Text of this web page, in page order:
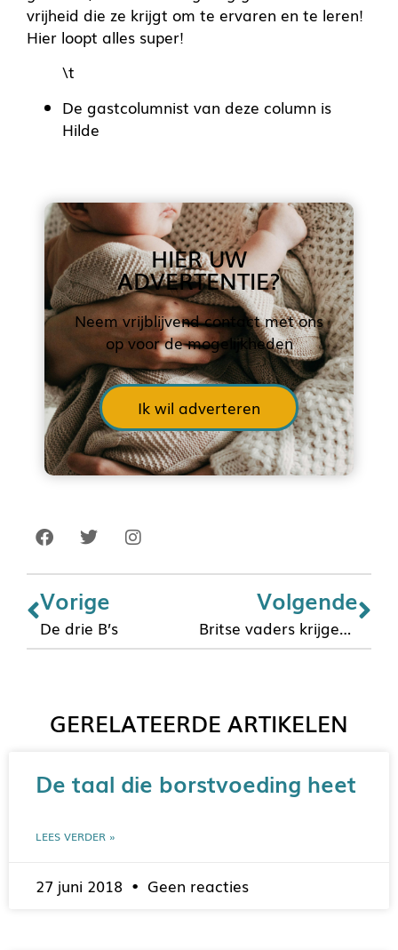
vrijheid die ze krijgt om te ervaren en te leren!
Hier loopt alles super!
\t
De gastcolumnist van deze column is
Hilde
HIER UW
ADVERTENTIE?
Neem vrijblijvend contact met ons
op voor de mogelijkheden
Ik wil adverteren
Vorige
De drie B’s
Volgende
Britse vaders krijgen onderwijs in borstvoeding
GERELATEERDE ARTIKELEN
De taal die borstvoeding heet
LEES VERDER »
27 juni 2018 Geen reacties